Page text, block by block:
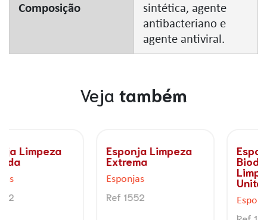
Composição
sintética, agente
antibacteriano e
agente antiviral.
Veja também
Esponja Limpeza
Extrema
Esponja
Biodegradável